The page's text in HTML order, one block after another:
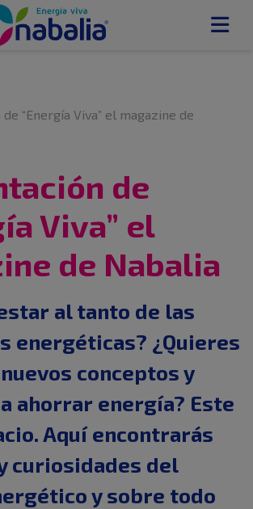
“Energía Viva” el magazine de
de
Viva” el
de Nabalia
al tanto de las
energéticas? ¿Quieres
conceptos y
ahorrar energía? Este
Aquí encontrarás
curiosidades del
y sobre todo